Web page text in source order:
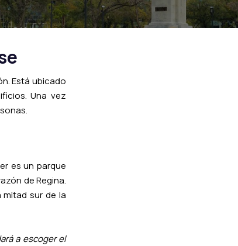
Está ubicado
Una vez
es un parque
de Regina.
mitad sur de la
a escoger el